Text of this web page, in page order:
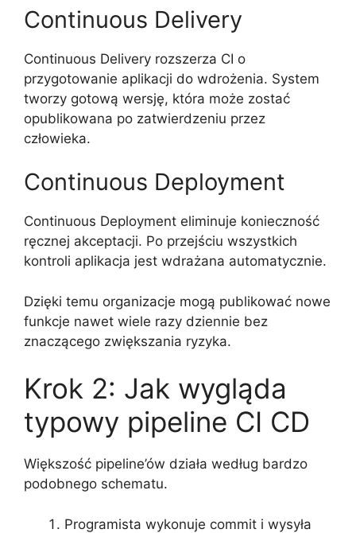
Continuous Delivery
Continuous Delivery rozszerza CI o
przygotowanie aplikacji do wdrożenia. System
tworzy gotową wersję, która może zostać
opublikowana po zatwierdzeniu przez
człowieka.
Continuous Deployment
Continuous Deployment eliminuje konieczność
ręcznej akceptacji. Po przejściu wszystkich
kontroli aplikacja jest wdrażana automatycznie.
Dzięki temu organizacje mogą publikować nowe
funkcje nawet wiele razy dziennie bez
znaczącego zwiększania ryzyka.
Krok 2: Jak wygląda
typowy pipeline CI CD
Większość pipeline’ów działa według bardzo
podobnego schematu.
Programista wykonuje commit i wysyła